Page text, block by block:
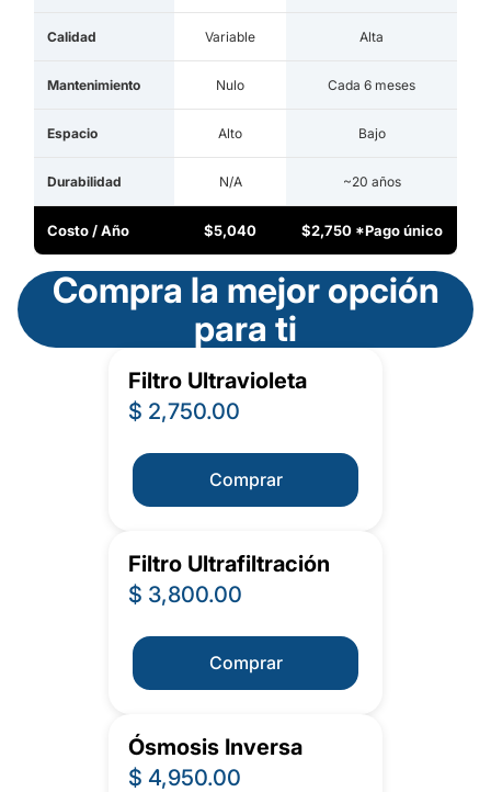
Calidad Variable Alta
Mantenimiento Nulo Cada 6 meses
Espacio Alto Bajo
Durabilidad N/A ~20 años
Costo / Año $5,040 $2,750 *Pago único
Compra la mejor opción
para ti
Filtro Ultravioleta
$ 2,750.00
Comprar
Filtro Ultrafiltración
$ 3,800.00
Comprar
Ósmosis Inversa
$ 4,950.00